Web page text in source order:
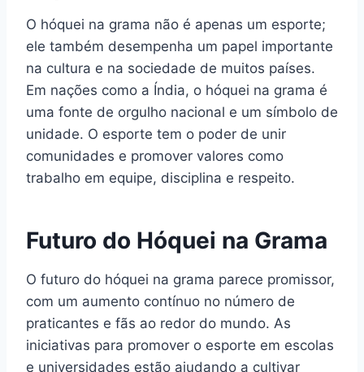
O hóquei na grama não é apenas um esporte;
ele também desempenha um papel importante
na cultura e na sociedade de muitos países.
Em nações como a Índia, o hóquei na grama é
uma fonte de orgulho nacional e um símbolo de
unidade. O esporte tem o poder de unir
comunidades e promover valores como
trabalho em equipe, disciplina e respeito.
Futuro do Hóquei na Grama
O futuro do hóquei na grama parece promissor,
com um aumento contínuo no número de
praticantes e fãs ao redor do mundo. As
iniciativas para promover o esporte em escolas
e universidades estão ajudando a cultivar